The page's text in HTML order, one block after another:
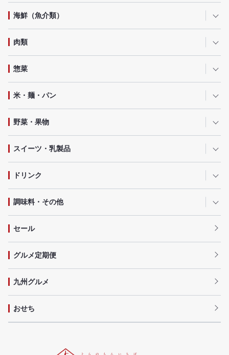
海鮮（魚介類）
肉類
惣菜
米・麺・パン
野菜・果物
スイーツ・乳製品
ドリンク
調味料・その他
セール
グルメ定期便
九州グルメ
おせち